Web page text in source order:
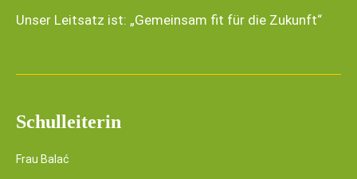
Unser Leitsatz ist: „Gemeinsam fit für die Zukunft“
Schulleiterin
Frau Balać